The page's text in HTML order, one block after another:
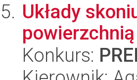
Układy
Konkurs: